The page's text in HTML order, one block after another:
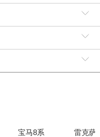
宝马8系 雷克萨